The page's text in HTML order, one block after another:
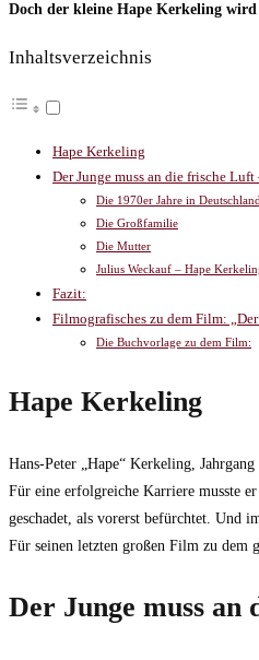
Doch der kleine Hape Kerkeling
Inhaltsverzeichnis
Hape Kerkeling
Der Junge muss an die frische
Die 1970er Jahre in Deutschland
Die Großfamilie
Die Mutter
Julius Weckauf – Hape
Fazit:
Filmografisches zu dem Film:
Die Buchvorlage zu dem Film:
Hape Kerkeling
Hans-Peter „Hape“ Kerkeling,
Für eine erfolgreiche Karriere musste
geschadet, als vorerst befürchtet. Und
Für seinen letzten großen Film zu dem
Der Junge muss